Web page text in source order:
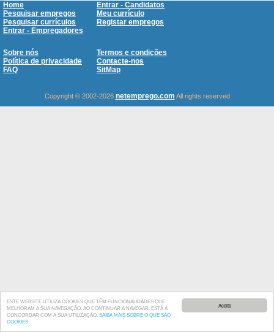
Aceito
ESTE WEBSITE UTILIZA COOKIES QUE TÊM FUNCIONALIDADES QUE
MELHORAM A SUA NAVEGAÇÃO. AO CONTINUAR A NAVEGAR, ESTÁ A
CONCORDAR COM A SUA UTILIZAÇÃO. SAIBA MAIS SOBRE O QUE SÃO
COOKIES
Home
Entrar - Candidatos
Pesquisar empregos
Meu currículo
Pesquisar currículos
Registar empregos
Entrar - Empregadores
Sobre nós
Termos e condições
Política de privacidade
Contacte-nos
FAQ
SitMap
Copyright © 2002-2026 netemprego.com All rights reserved